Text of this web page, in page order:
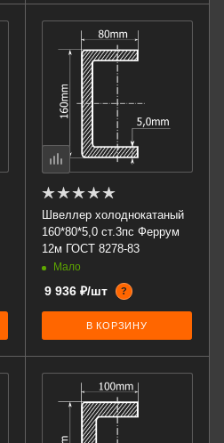
Швеллер холоднокатаный
160*80*5,0 ст.3пс Феррум
12м ГОСТ 8278-83
Мало
9 936 ₽/шт ?
В КОРЗИНУ